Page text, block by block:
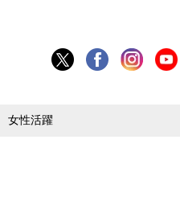
女性活躍